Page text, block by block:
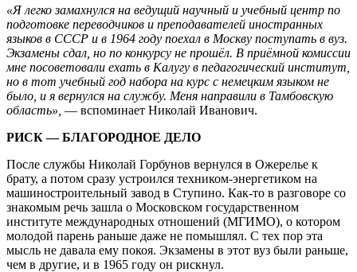
«Я легко замахнулся на ведущий научный и учебный центр по
подготовке переводчиков и преподавателей иностранных
языков в СССР и в 1964 году поехал в Москву поступать в вуз.
Экзамены сдал, но по конкурсу не прошёл. В приёмной комиссии
мне посоветовали ехать в Калугу в педагогический институт,
но в тот учебный год набора на курс с немецким языком не
было, и я вернулся на службу. Меня направили в Тамбовскую
область», — вспоминает Николай Иванович.
РИСК — БЛАГОРОДНОЕ ДЕЛО
После службы Николай Горбунов вернулся в Ожерелье к
брату, а потом сразу устроился техником-энергетиком на
машиностроительный завод в Ступино. Как-то в разговоре со
знакомым речь зашла о Московском государственном
институте международных отношений (МГИМО), о котором
молодой парень раньше даже не помышлял. С тех пор эта
мысль не давала ему покоя. Экзамены в этот вуз были раньше,
чем в другие, и в 1965 году он рискнул.